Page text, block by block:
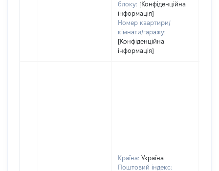
блоку: [Конфіденційна
інформація]
Номер квартири/
кімнати/гаражу:
[Конфіденційна
інформація]
Країна: Україна
Поштовий індекс: